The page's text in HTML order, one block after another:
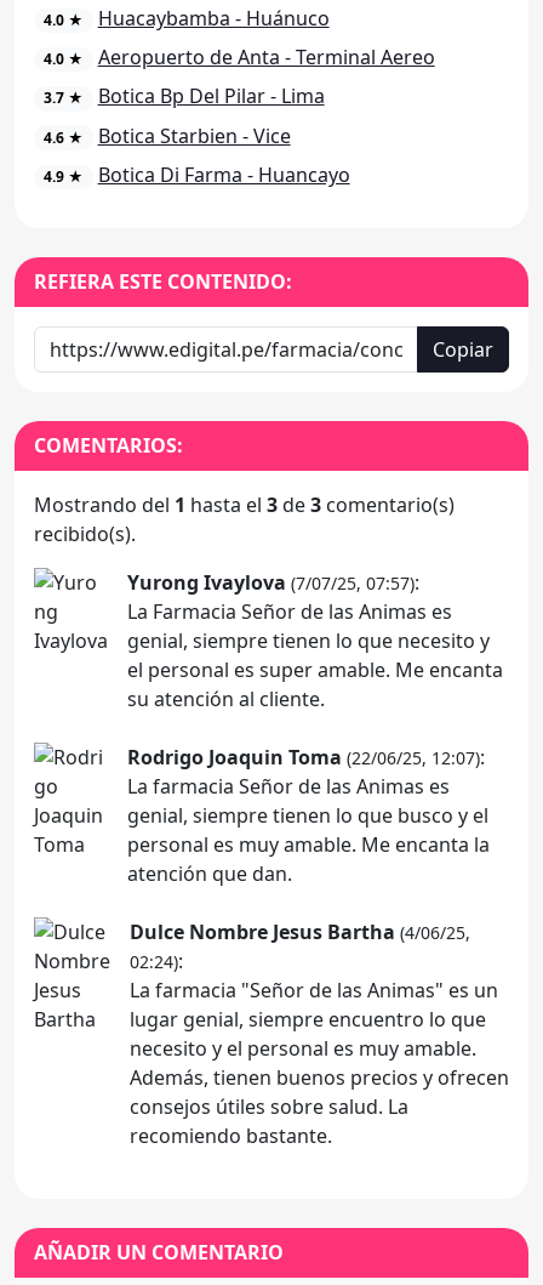
4.0 ★ Huacaybamba - Huánuco
4.0 ★ Aeropuerto de Anta - Terminal Aereo
3.7 ★ Botica Bp Del Pilar - Lima
4.6 ★ Botica Starbien - Vice
4.9 ★ Botica Di Farma - Huancayo
REFIERA ESTE CONTENIDO:
Copiar
COMENTARIOS:
Mostrando del 1 hasta el 3de3 comentario(s)
recibido(s).
Yurong Ivaylova (7/07/25, 07:57):
La Farmacia Señor de las Animas es
genial, siempre tienen lo que necesito y
el personal es super amable. Me encanta
su atención al cliente.
Rodrigo Joaquin Toma (22/06/25, 12:07):
La farmacia Señor de las Animas es
genial, siempre tienen lo que busco y el
personal es muy amable. Me encanta la
atención que dan.
Dulce Nombre Jesus Bartha (4/06/25,
02:24):
La farmacia "Señor de las Animas" es un
lugar genial, siempre encuentro lo que
necesito y el personal es muy amable.
Además, tienen buenos precios y ofrecen
consejos útiles sobre salud. La
recomiendo bastante.
AÑADIR UN COMENTARIO